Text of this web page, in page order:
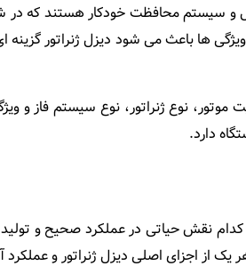
و سیستم محافظت خودکار هستند که در
‌ها باعث می ‌شود دیزل ژنراتور
موتور، نوع ژنراتور، نوع سیستم
دارد.
نقش حیاتی در عملکرد صحیح و
از اجزای اصلی دیزل ژنراتور و